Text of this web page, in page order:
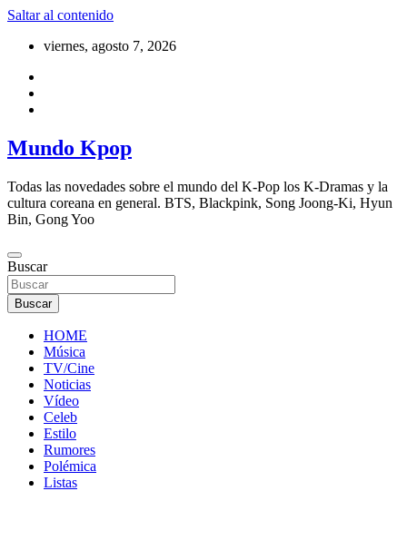
Saltar al contenido
viernes, agosto 7, 2026
Mundo Kpop
Todas las novedades sobre el mundo del K-Pop los K-Dramas y la
cultura coreana en general. BTS, Blackpink, Song Joong-Ki, Hyun
Bin, Gong Yoo
Buscar
Buscar
HOME
Música
TV/Cine
Noticias
Vídeo
Celeb
Estilo
Rumores
Polémica
Listas